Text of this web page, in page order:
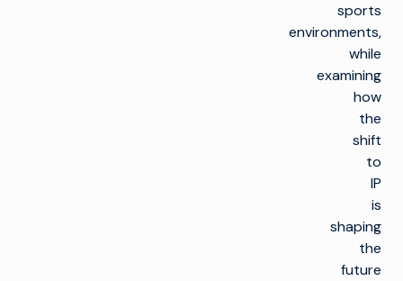
sports
environments,
while
examining
how
the
shift
to
IP
is
shaping
the
future